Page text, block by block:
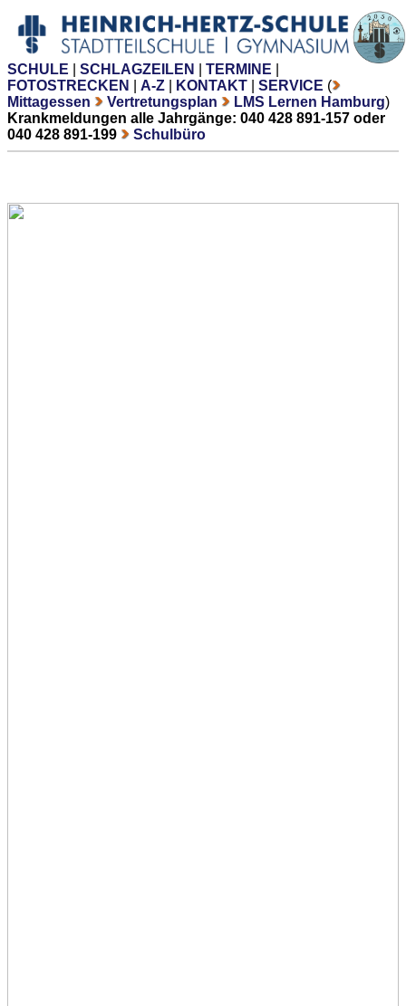
SCHULE SCHLAGZEILEN TERMINE
FOTOSTRECKEN
A-Z KONTAKT SERVICE (
Mittagessen
Vertretungsplan LMS Lernen Hamburg)
Krankmeldungen alle Jahrgänge: 040 428 891-157 oder
040 428 891-199
Schulbüro